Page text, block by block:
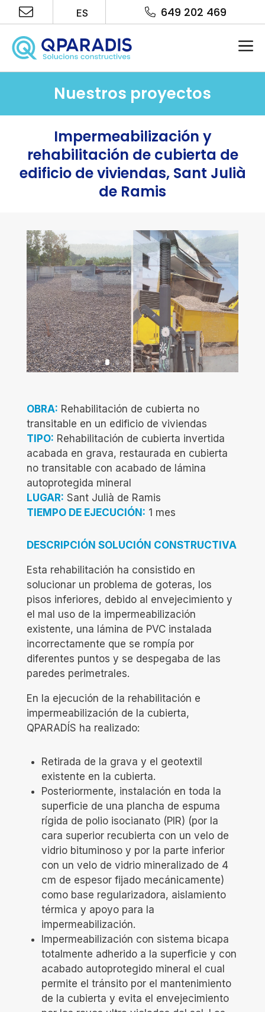
Saltar
al
contenido
ES 649 202 469
Nuestros proyectos
Impermeabilización y
rehabilitación de cubierta de
edificio de viviendas, Sant Julià
de Ramis
OBRA: Rehabilitación de cubierta no
transitable en un edificio de viviendas
TIPO: Rehabilitación de cubierta invertida
acabada en grava, restaurada en cubierta
no transitable con acabado de lámina
autoprotegida mineral
LUGAR: Sant Julià de Ramis
TIEMPO DE EJECUCIÓN: 1 mes
DESCRIPCIÓN SOLUCIÓN CONSTRUCTIVA
Esta rehabilitación ha consistido en
solucionar un problema de goteras, los
pisos inferiores, debido al envejecimiento y
el mal uso de la impermeabilización
existente, una lámina de PVC instalada
incorrectamente que se rompía por
diferentes puntos y se despegaba de las
paredes perimetrales.
En la ejecución de la rehabilitación e
impermeabilización de la cubierta,
QPARADÍS ha realizado:
Retirada de la grava y el geotextil
existente en la cubierta.
Posteriormente, instalación en toda la
superficie de una plancha de espuma
rígida de polio isocianato (PIR) (por la
cara superior recubierta con un velo de
vidrio bituminoso y por la parte inferior
con un velo de vidrio mineralizado de 4
cm de espesor fijado mecánicamente)
como base regularizadora, aislamiento
térmica y apoyo para la
impermeabilización.
Impermeabilización con sistema bicapa
totalmente adherido a la superficie y con
acabado autoprotegido mineral el cual
permite el tránsito por el mantenimiento
de la cubierta y evita el envejecimiento